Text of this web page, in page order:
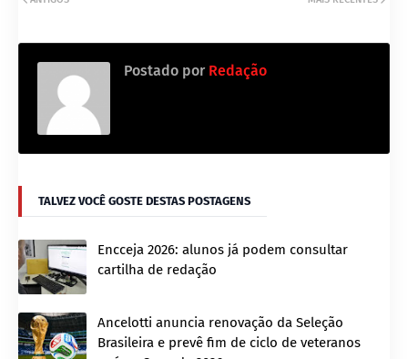
Postado por Redação
TALVEZ VOCÊ GOSTE DESTAS POSTAGENS
Encceja 2026: alunos já podem consultar
cartilha de redação
Ancelotti anuncia renovação da Seleção
Brasileira e prevê fim de ciclo de veteranos